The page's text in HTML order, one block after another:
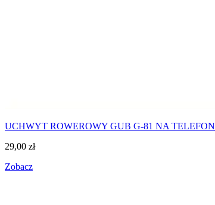
UCHWYT ROWEROWY GUB G-81 NA TELEFON
29,00 zł
Zobacz